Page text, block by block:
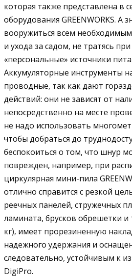
которая также представлена в
оборудования GREENWORKS. А
вооружиться всем
и ухода за садом, не тратясь
«персональные» источники
Аккумуляторные инструменты
проводные, так как дают
действий: они не зависят от
непосредственно на месте
не надо использовать
чтобы добраться до
беспокоиться о том, что шнур
поврежден, например, при
циркулярная мини-пила
отлично справится с резкой
реечных панелей, стружечных
ламината, брусков обрешетки и
кг), имеет прорезиненную
надежного удержания и
следовательно, устойчивым к
DigiPro.